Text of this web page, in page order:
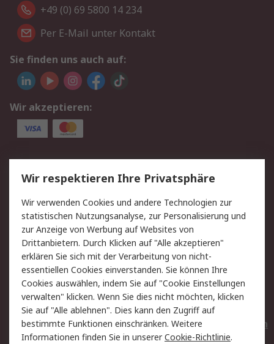
+49 (0) 69 5800 14 234
Per E-Mail unter Kontakt
Sie finden uns auch auf:
Wir akzeptieren:
Service
Value Added Services
Lieferlösungen
Rücksendungen
Kontakt
Hilfe
Privatkunden
Rechtliches
AGB
Datenschutz
Cookie-Richtlinie
Zahlungsbedingungen
Copyright/Impressum
Entsorgung
Elektrogeräte/Batterien
Wir respektieren Ihre Privatsphäre
Wir verwenden Cookies und andere Technologien zur
statistischen Nutzungsanalyse, zur Personalisierung und
zur Anzeige von Werbung auf Websites von
Drittanbietern. Durch Klicken auf "Alle akzeptieren"
erklären Sie sich mit der Verarbeitung von nicht-
essentiellen Cookies einverstanden. Sie können Ihre
Cookies auswählen, indem Sie auf "Cookie Einstellungen
verwalten" klicken. Wenn Sie dies nicht möchten, klicken
Sie auf "Alle ablehnen". Dies kann den Zugriff auf
bestimmte Funktionen einschränken. Weitere
Informationen finden Sie in unsererCookie-Richtlinie.